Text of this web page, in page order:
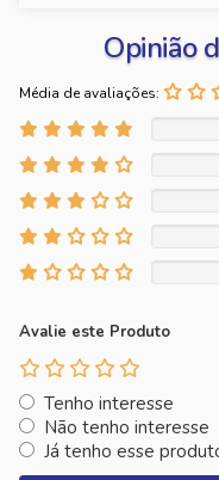
Opinião
Média de avaliações:
Avalie este Produto
Tenho interesse
Não tenho interesse
Já tenho esse